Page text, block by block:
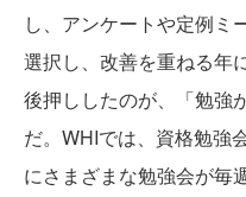
し、アンケートや定例ミ
選択し、改善を重ねる年
後押ししたのが、「勉強
だ。WHIでは、資格勉強
にさまざまな勉強会が毎